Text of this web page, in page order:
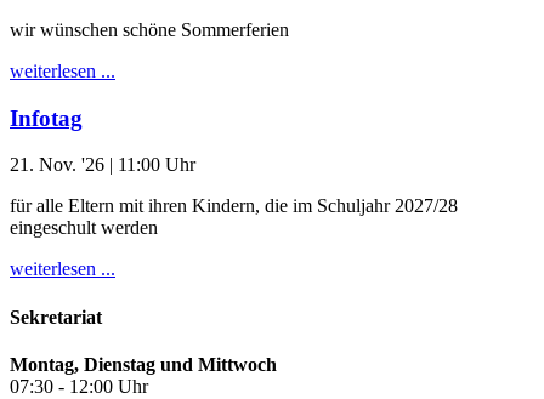
wir wünschen schöne Sommerferien
weiterlesen ...
Infotag
21. Nov. '26 | 11:00 Uhr
für alle Eltern mit ihren Kindern, die im Schuljahr 2027/28
eingeschult werden
weiterlesen ...
Sekretariat
Montag, Dienstag und Mittwoch
07:30 - 12:00 Uhr